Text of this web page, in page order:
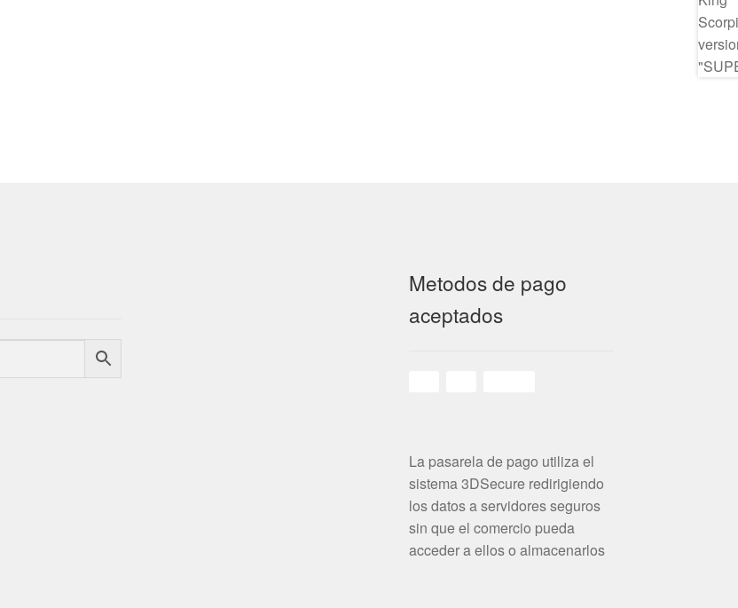
Metodos de pago
aceptados
La pasarela de pago utiliza el
sistema 3DSecure redirigiendo
los datos a servidores seguros
sin que el comercio pueda
acceder a ellos o almacenarlos